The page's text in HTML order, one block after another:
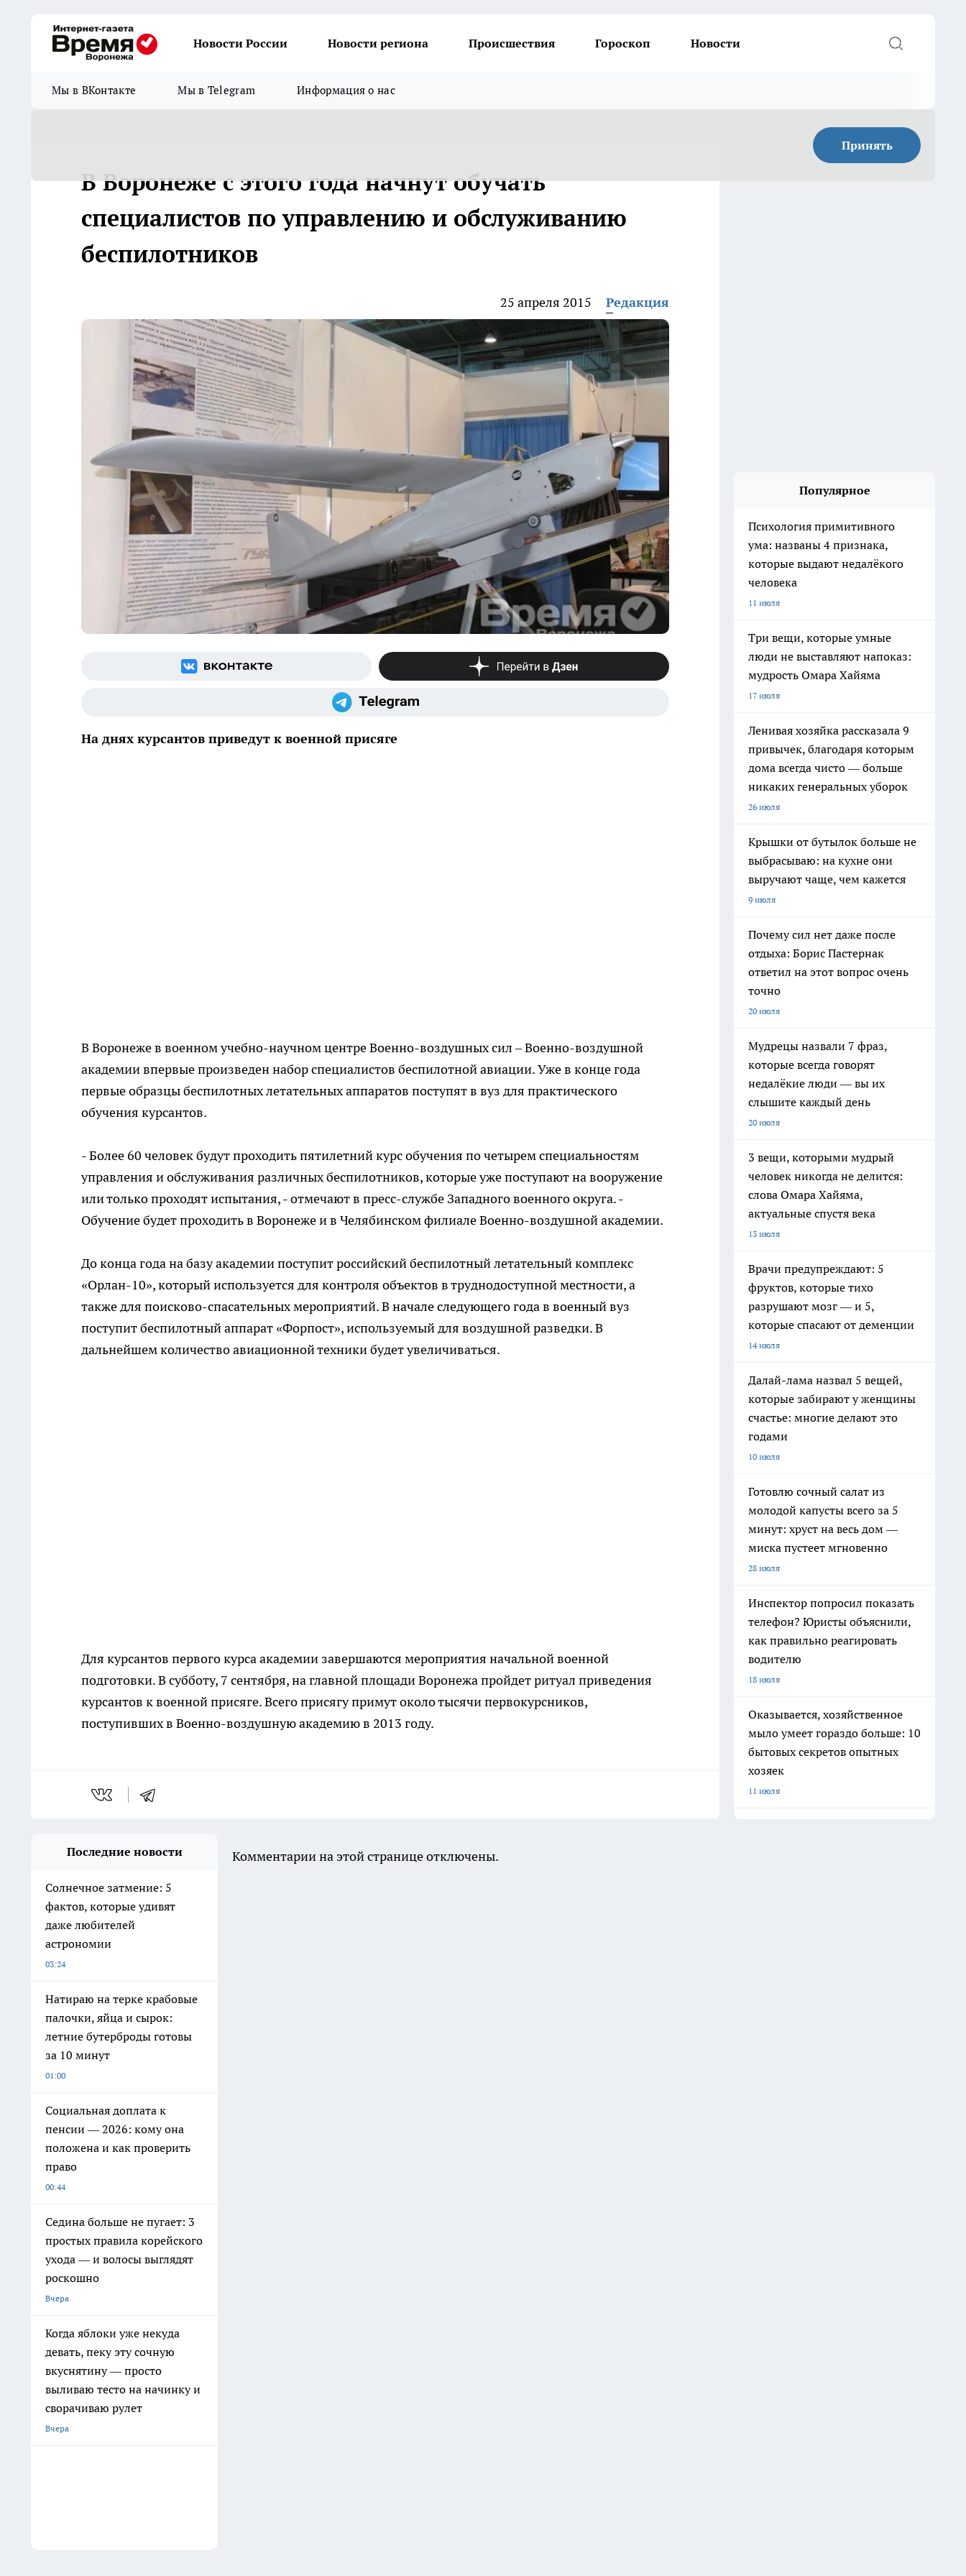
Новости России Новости региона Происшествия Гороскоп Новости
Мы в ВКонтакте Мы в Telegram Информация о нас
Принять
В Воронеже с этого года начнут обучать
специалистов по управлению и обслуживанию
беспилотников
25 апреля 2015 Редакция
На днях курсантов приведут к военной присяге
В Воронеже в военном учебно-научном центре Военно-воздушных сил – Военно-воздушной
академии впервые произведен набор специалистов беспилотной авиации. Уже в конце года
первые образцы беспилотных летательных аппаратов поступят в вуз для практического
обучения курсантов.
- Более 60 человек будут проходить пятилетний курс обучения по четырем специальностям
управления и обслуживания различных беспилотников, которые уже поступают на вооружение
или только проходят испытания, - отмечают в пресс-службе Западного военного округа. -
Обучение будет проходить в Воронеже и в Челябинском филиале Военно-воздушной академии.
До конца года на базу академии поступит российский беспилотный летательный комплекс
«Орлан-10», который используется для контроля объектов в труднодоступной местности, а
также для поисково-спасательных мероприятий. В начале следующего года в военный вуз
поступит беспилотный аппарат «Форпост», используемый для воздушной разведки. В
дальнейшем количество авиационной техники будет увеличиваться.
Для курсантов первого курса академии завершаются мероприятия начальной военной
подготовки. В субботу, 7 сентября, на главной площади Воронежа пройдет ритуал приведения
курсантов к военной присяге. Всего присягу примут около тысячи первокурсников,
поступивших в Военно-воздушную академию в 2013 году.
Популярное
Психология примитивного
ума: названы 4 признака,
которые выдают недалёкого
человека
11 июля
Три вещи, которые умные
люди не выставляют напоказ:
мудрость Омара Хайяма
17 июля
Ленивая хозяйка рассказала 9
привычек, благодаря которым
дома всегда чисто — больше
никаких генеральных уборок
26 июля
Крышки от бутылок больше не
выбрасываю: на кухне они
выручают чаще, чем кажется
9 июля
Почему сил нет даже после
отдыха: Борис Пастернак
ответил на этот вопрос очень
точно
20 июля
Мудрецы назвали 7 фраз,
которые всегда говорят
недалёкие люди — вы их
слышите каждый день
20 июля
3 вещи, которыми мудрый
человек никогда не делится:
слова Омара Хайяма,
актуальные спустя века
13 июля
Врачи предупреждают: 5
фруктов, которые тихо
разрушают мозг — и 5,
которые спасают от деменции
14 июля
Далай-лама назвал 5 вещей,
которые забирают у женщины
счастье: многие делают это
годами
10 июля
Готовлю сочный салат из
молодой капусты всего за 5
минут: хруст на весь дом —
миска пустеет мгновенно
28 июля
Инспектор попросил показать
телефон? Юристы объяснили,
как правильно реагировать
водителю
18 июля
Оказывается, хозяйственное
мыло умеет гораздо больше: 10
бытовых секретов опытных
хозяек
11 июля
Последние новости
Солнечное затмение: 5
фактов, которые удивят
даже любителей
астрономии
03:24
Натираю на терке крабовые
палочки, яйца и сырок:
летние бутерброды готовы
за 10 минут
01:00
Социальная доплата к
пенсии — 2026: кому она
положена и как проверить
право
00:44
Седина больше не пугает: 3
простых правила корейского
ухода — и волосы выглядят
роскошно
Вчера
Когда яблоки уже некуда
девать, пеку эту сочную
вкуснятину — просто
выливаю тесто на начинку и
сворачиваю рулет
Вчера
Комментарии на этой странице отключены.